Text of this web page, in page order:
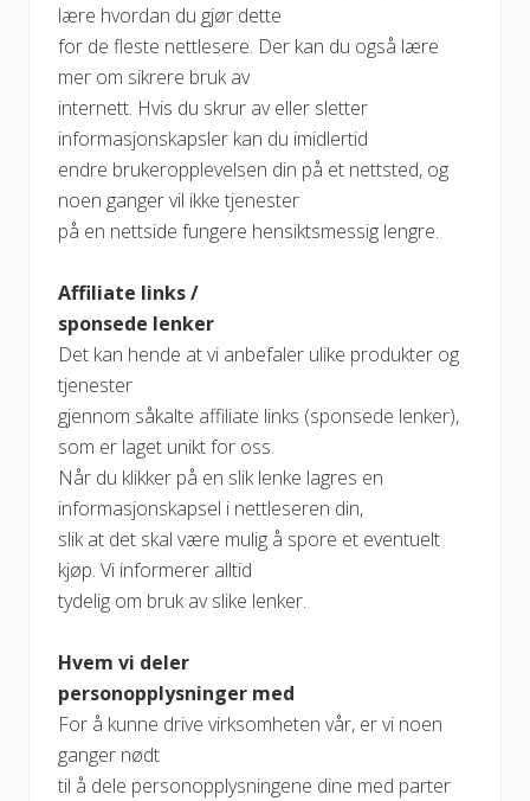
lære hvordan du gjør dette
for de fleste nettlesere. Der kan du også lære
mer om sikrere bruk av
internett. Hvis du skrur av eller sletter
informasjonskapsler kan du imidlertid
endre brukeropplevelsen din på et nettsted, og
noen ganger vil ikke tjenester
på en nettside fungere hensiktsmessig lengre.
Affiliate links /
sponsede lenker
Det kan hende at vi anbefaler ulike produkter og
tjenester
gjennom såkalte affiliate links (sponsede lenker),
som er laget unikt for oss.
Når du klikker på en slik lenke lagres en
informasjonskapsel i nettleseren din,
slik at det skal være mulig å spore et eventuelt
kjøp. Vi informerer alltid
tydelig om bruk av slike lenker.
Hvem vi deler
personopplysninger med
For å kunne drive virksomheten vår, er vi noen
ganger nødt
til å dele personopplysningene dine med parter